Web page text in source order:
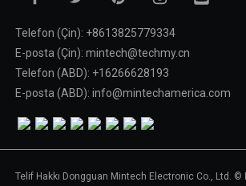
Telefon (Çin): +8613825779334
E-posta (Çin): mintech@techmy.cn
Telefon (ABD): +16266628193
E-posta (ABD): info@mintechamerica.com
Telif Hakkı Dongguan Mintech Electronic Co., Ltd.